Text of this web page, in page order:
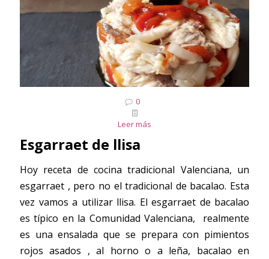
0
Leer más
Esgarraet de llisa
Hoy receta de cocina tradicional Valenciana, un
esgarraet , pero no el tradicional de bacalao. Esta
vez vamos a utilizar llisa. El esgarraet de bacalao
es típico en la Comunidad Valenciana, realmente
es una ensalada que se prepara con pimientos
rojos asados , al horno o a leña, bacalao en